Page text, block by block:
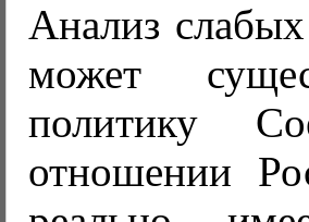
Анализ
может
политику
отношении